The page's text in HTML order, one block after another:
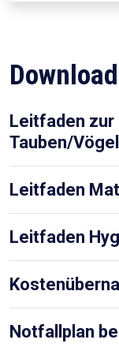
Leitfaden zur
Tauben/
Leitfaden
Leitfaden
Notfallplan